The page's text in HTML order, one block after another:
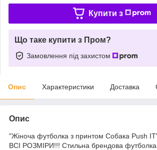
Купити з
Що таке купити з Пром?
Замовлення під захистом
Опис Характеристики Доставка
Опис
"Жіноча футболка з принтом Собака Push
ВСІ РОЗМІРИ!!! Стильна брендова футболка